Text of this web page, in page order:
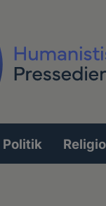
Politik